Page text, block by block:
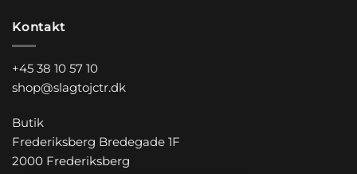
Kontakt
+45 38 10 57 10
shop@slagtojctr.dk
Butik
Frederiksberg Bredegade 1F
2000 Frederiksberg